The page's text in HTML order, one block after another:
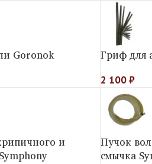
Goronok Гриф для
2 100₽
и
Пучок
смычка